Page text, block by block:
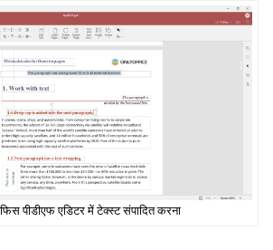
पीडीएफ एडिटर में टेक्स्ट संपादित करना